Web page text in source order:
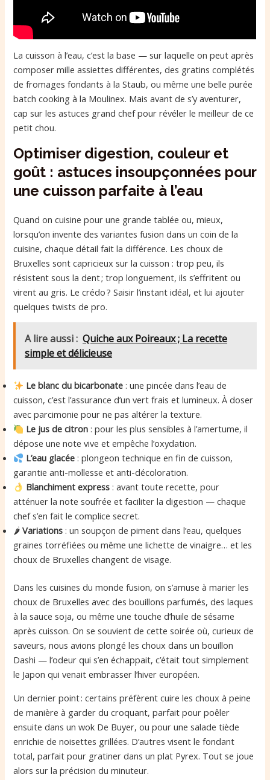
La cuisson à l’eau, c’est la base — sur laquelle on peut après
composer mille assiettes différentes, des gratins complétés
de fromages fondants à la Staub, ou même une belle purée
batch cooking à la Moulinex. Mais avant de s’y aventurer,
cap sur les astuces grand chef pour révéler le meilleur de ce
petit chou.
Optimiser digestion, couleur et
goût : astuces insoupçonnées pour
une cuisson parfaite à l’eau
Quand on cuisine pour une grande tablée ou, mieux,
lorsqu’on invente des variantes fusion dans un coin de la
cuisine, chaque détail fait la différence. Les choux de
Bruxelles sont capricieux sur la cuisson : trop peu, ils
résistent sous la dent ; trop longuement, ils s’effritent ou
virent au gris. Le crédo ? Saisir l’instant idéal, et lui ajouter
quelques twists de pro.
A lire aussi : Quiche aux Poireaux ; La recette
simple et délicieuse
Le blanc du bicarbonate : une pincée dans l’eau de
cuisson, c’est l’assurance d’un vert frais et lumineux. À doser
avec parcimonie pour ne pas altérer la texture.
Le jus de citron : pour les plus sensibles à l’amertume, il
dépose une note vive et empêche l’oxydation.
L’eau glacée : plongeon technique en fin de cuisson,
garantie anti-mollesse et anti-décoloration.
Blanchiment express : avant toute recette, pour
atténuer la note soufrée et faciliter la digestion — chaque
chef s’en fait le complice secret.
🌶Variations : un soupçon de piment dans l’eau, quelques
graines torréfiées ou même une lichette de vinaigre… et les
choux de Bruxelles changent de visage.
Dans les cuisines du monde fusion, on s’amuse à marier les
choux de Bruxelles avec des bouillons parfumés, des laques
à la sauce soja, ou même une touche d’huile de sésame
après cuisson. On se souvient de cette soirée où, curieux de
saveurs, nous avions plongé les choux dans un bouillon
Dashi — l’odeur qui s’en échappait, c’était tout simplement
le Japon qui venait embrasser l’hiver européen.
Un dernier point : certains préfèrent cuire les choux à peine
de manière à garder du croquant, parfait pour poêler
ensuite dans un wok De Buyer, ou pour une salade tiède
enrichie de noisettes grillées. D’autres visent le fondant
total, parfait pour gratiner dans un plat Pyrex. Tout se joue
alors sur la précision du minuteur.